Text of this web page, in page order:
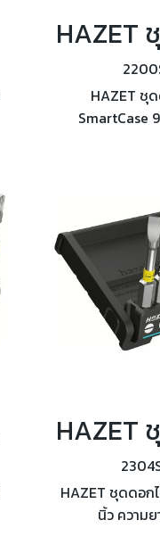
HAZET ชุ
SmartCase
HAZET ชุดดอก
นิ้ว ความ